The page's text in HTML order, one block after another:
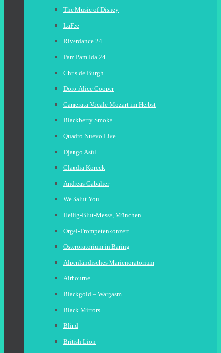
The Music of Disney
LaFee
Riverdance 24
Pam Pam Ida 24
Chris de Burgh
Doro-Alice Cooper
Camerata Vocale-Mozart im Herbst
Blackberry Smoke
Quadro Nuevo Live
Django Asül
Claudia Koreck
Andreas Gabalier
We Salut You
Heilig-Blut-Messe, München
Orgel-Trompetenkonzert
Osteroratorium in Baring
Alpenländisches Marienoratorium
Airbourne
Blackgold – Wargasm
Black Mirrors
Blind
British Lion